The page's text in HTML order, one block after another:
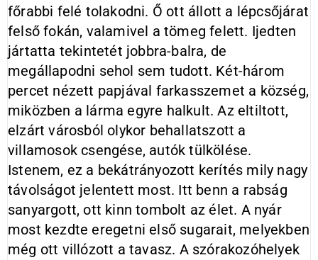
főrabbi felé tolakodni. Ő ott állott a lépcsőjárat
felső fokán, valamivel a tömeg felett. Ijedten
jártatta tekintetét jobbra-balra, de
megállapodni sehol sem tudott. Két-három
percet nézett papjával farkasszemet a község,
miközben a lárma egyre halkult. Az eltiltott,
elzárt városból olykor behallatszott a
villamosok csengése, autók tülkölése.
Istenem, ez a bekátrányozott kerítés mily nagy
távolságot jelentett most. Itt benn a rabság
sanyargott, ott kinn tombolt az élet. A nyár
most kezdte eregetni első sugarait, melyekben
még ott villózott a tavasz. A szórakozóhelyek